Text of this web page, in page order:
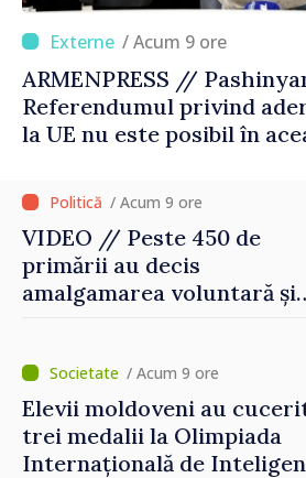
/ Acum 9 ore
ARMENPRESS //
Referendumul privind
la UE nu este posibil în
/ Acum 9 ore
VIDEO // Peste 450 de
primării au decis
amalgamarea voluntară și
Grosu: „Este important să
depășim blocajele și să dăm
șansă localităților să se
dezvolte”
/ Acum 9 ore
Elevii moldoveni au
trei medalii la Olimpiada
Internațională de